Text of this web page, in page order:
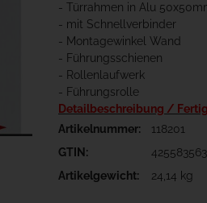
- Türrahmen in Alu
- mit Schnellverbinder
- Montagewinkel Wand
- Führungsschienen
- Rollenlaufwerk
- Führungsrolle
Detailbeschreibung /
Artikelnummer:
118201
GTIN:
Artikelgewicht:
24,14 kg